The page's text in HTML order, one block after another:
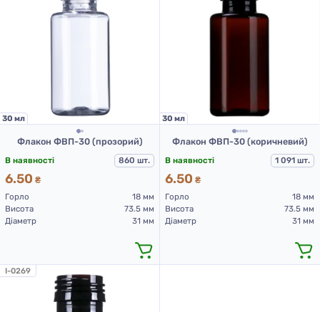
30 мл
Флакон ФВП-30 (прозорий)
В наявності 860 шт.
6.50 ₴
Горло
18 мм
Висота
73.5 мм
Діаметр
31 мм
30 мл
Флакон ФВП-30 (коричневий)
В наявності 1 091 шт.
6.50 ₴
Горло
18 мм
Висота
73.5 мм
Діаметр
31 мм
I-0269